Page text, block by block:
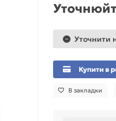
Уточнити
Купити в
В закладки